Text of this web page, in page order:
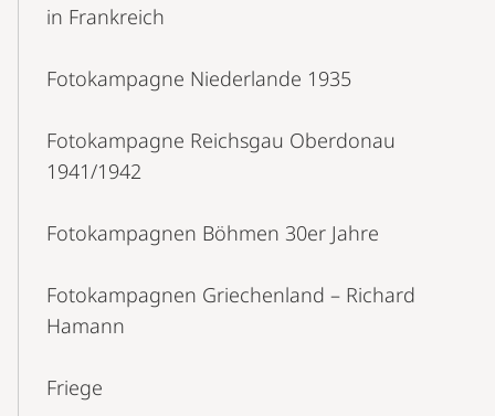
in Frankreich
Fotokampagne Niederlande 1935
Fotokampagne Reichsgau Oberdonau
1941/1942
Fotokampagnen Böhmen 30er Jahre
Fotokampagnen Griechenland – Richard
Hamann
Friege